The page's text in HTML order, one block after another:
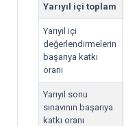
Yarıyıl içi toplam
Yarıyıl içi
değerlendirmelerin
başarıya katkı
oranı
Yarıyıl sonu
sınavının başarıya
katkı oranı